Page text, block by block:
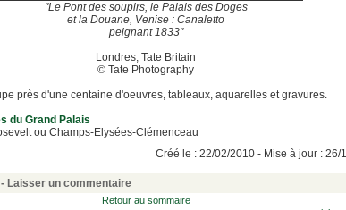
"Le Pont des soupirs, le Palais des Doges
et la Douane, Venise : Canaletto
peignant 1833"
Londres, Tate Britain
© Tate Photography
près d'une centaine d'oeuvres, tableaux, aquarelles et gravures.
du Grand Palais
ou Champs-Elysées-Clémenceau
Créé le : 22/02/2010 - Mise à jour : 26/
- Laisser un commentaire
Retour au sommaire